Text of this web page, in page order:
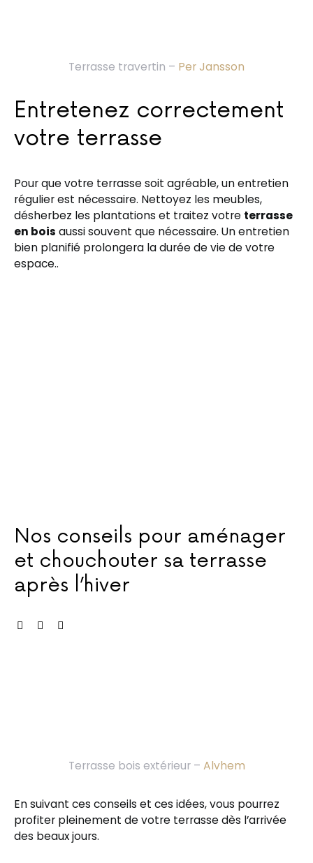
Terrasse travertin – Per Jansson
Entretenez correctement
votre terrasse
Pour que votre terrasse soit agréable, un entretien
régulier est nécessaire. Nettoyez les meubles,
désherbez les plantations et traitez votre terrasse
en bois aussi souvent que nécessaire. Un entretien
bien planifié prolongera la durée de vie de votre
espace..
Nos conseils pour aménager
et chouchouter sa terrasse
après l’hiver
Terrasse bois extérieur – Alvhem
En suivant ces conseils et ces idées, vous pourrez
profiter pleinement de votre terrasse dès l’arrivée
des beaux jours.